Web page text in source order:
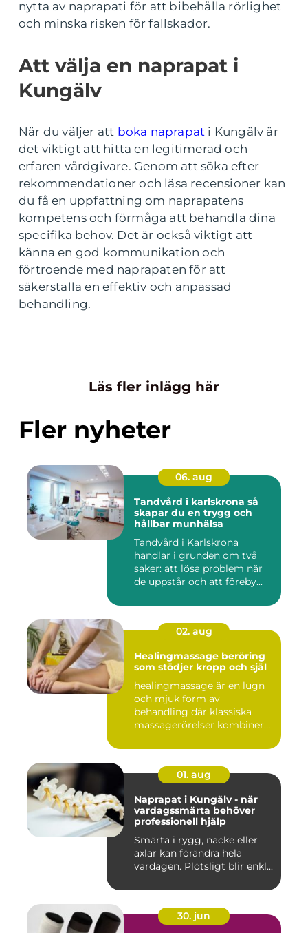
nytta av naprapati för att bibehålla rörlighet
och minska risken för fallskador.
Att välja en naprapat i
Kungälv
När du väljer att boka naprapat i Kungälv är
det viktigt att hitta en legitimerad och
erfaren vårdgivare. Genom att söka efter
rekommendationer och läsa recensioner kan
du få en uppfattning om naprapatens
kompetens och förmåga att behandla dina
specifika behov. Det är också viktigt att
känna en god kommunikation och
förtroende med naprapaten för att
säkerställa en effektiv och anpassad
behandling.
Läs fler inlägg här
Fler nyheter
06. aug
Tandvård i karlskrona så
skapar du en trygg och
hållbar munhälsa
Tandvård i Karlskrona
handlar i grunden om två
saker: att lösa problem när
de uppstår och att föreby...
02. aug
Healingmassage beröring
som stödjer kropp och själ
healingmassage är en lugn
och mjuk form av
behandling där klassiska
massagerörelser kombineras
01. aug
Naprapat i Kungälv - när
vardagssmärta behöver
professionell hjälp
Smärta i rygg, nacke eller
axlar kan förändra hela
vardagen. Plötsligt blir enkl...
30. jun